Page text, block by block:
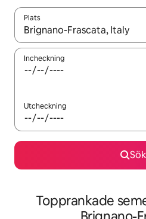
Plats
När resultaten är tillgängliga
Incheckning
Utcheckning
Sök
Topprankade